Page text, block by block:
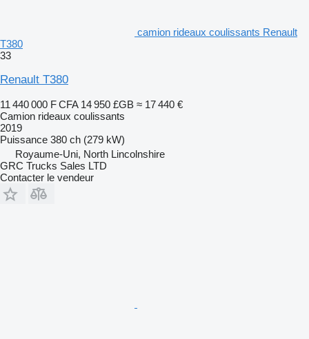
camion rideaux coulissants Renault
T380
33
Renault T380
11 440 000 F CFA 14 950 £GB ≈ 17 440 €
Camion rideaux coulissants
2019
Puissance 380 ch (279 kW)
Royaume-Uni, North Lincolnshire
GRC Trucks Sales LTD
Contacter le vendeur